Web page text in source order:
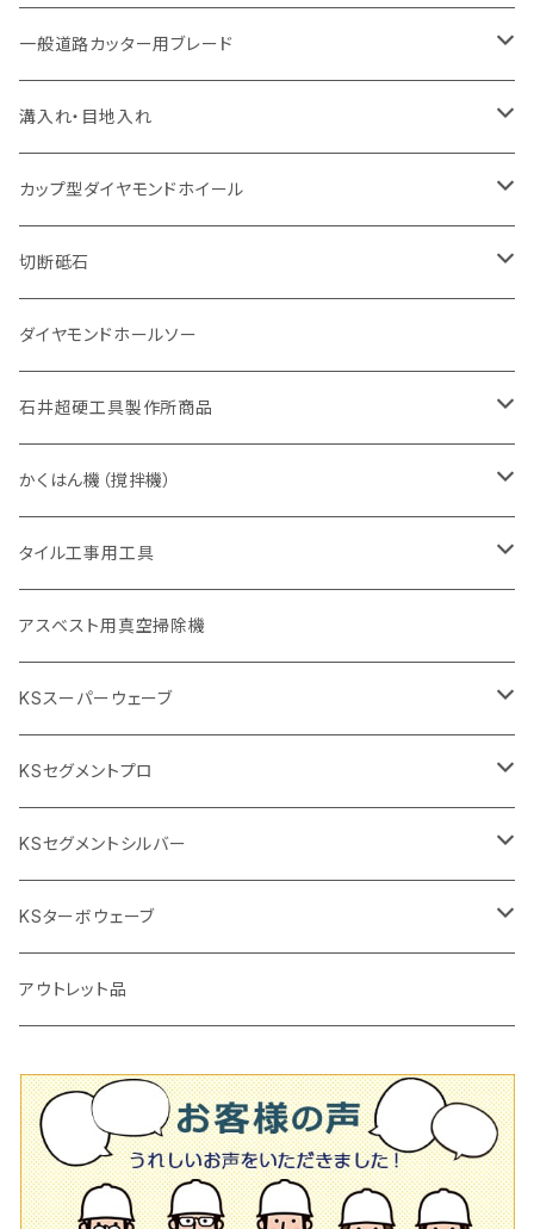
大理石
ヒューム管・U字溝切断用
アスファルト切断用
一般道路カッター用
セグメント（特殊凸凹加工チップ
セグメント
セグメント（特殊凸凹加工チップ
レンガ切断用
セグメント
セグメント（特殊凸凹加工チップ
インターロッキング切断用
セグメントタイプ
一般道路カッター用
鋳鉄管切断用
セグメントタイプ
埋設鋳鉄管工事対応タイプ
ヒューム管・U字溝切断用
セグメント
セグメント（特殊凸凹加工チップ
アスファルト切断用
一般道路カッター用
セグメント
セグメント（特殊凸凹加工チップ
ブロック切断用
セグメント
セグメント（特殊凸凹加工チップ
レンガ切断用
セグメント
セグメント（特殊凸凹加工チップ
インターロッキング切断用
セグメントタイプ
一般道路カッター用
鋳鉄管切断用
セグメントタイプ
埋設鋳鉄管工事対応タイプ
ヒューム管・U字溝切断用
セグメントタイプ
セグメント（特殊凸凹加工チップ
アスファルト切断用
一般道路カッター用
セグメントタイプ
一般道路カッター用
鉄筋コンクリート切断用
セグメントタイプ
インターロッキング切断用
セグメントタイプ
一般道路カッター用
鋳鉄管切断用
セグメントタイプ
埋設鋳鉄管工事対応タイプ
ヒューム管・U字溝切断用
セグメントタイプ
アスファルト切断用
一般道路カッター用
道路アスファルト切断用
Aロット
有効長 250mm
有効長 370mm
Ｃロット
有効長 250mm
M27
有効長 250mm
一般道路カッター用ブレード
道路（アスファルト用）
255mm（10インチ）
305mm（12インチ）
道路（コンクリート舗装面）
255mm（10インチ）
305mm（12インチ）
道路（アス・コン兼用）
305mm（12インチ）
355mm（14インチ）
溝入れ・目地入れ
V型チップ
ストレート型チップ
U型チップ
カップ型ダイヤモンドホイール
100mm（4インチ）
125mm（5インチ）
切断砥石
金属用
305mm（12インチ）
355mm（14インチ）
非金属用
305mm（12インチ）
355mm（14インチ）
ダイヤモンドホールソー
石井超硬工具製作所商品
押し切り（タイル切断機）
本体
電動切断機
本体
ダイヤモンドホイール
ブリック＆ブロック用切断機
穴あけ用工具
タイルニッパー
プロ用鏝（こて）
吸着盤
その他
タイル針
かくはん機（撹拌機）
本体
低速回転
高速回転
付属品
撹拌羽根
撹拌軸
タイル工事用工具
手動工具
押し切り（手動切断機
押し切り替え刃（手動切断機替え刃
タイル針
その他
電動工具
電動切断機
タイルパッチ（ビブラート
アスベスト用真空掃除機
KSスーパーウェーブ
105mm（4インチ）
125ｍｍ（5インチ）
KSセグメントプロ
105mm（4インチ）
通常品
ビス穴付き
125mm（5インチ）
通常品
オフセットタイプ（ハットタイプ
150ｍｍ（6インチ）
205ｍｍ（8インチ）
230mm（9インチ）
KSセグメントシルバー
105mm（4インチ）
125mm（5インチ）
180mm（7インチ）
205mm（8インチ）
KSターボウェーブ
105mm（4インチ）
150ｍｍ（6インチ）
180ｍｍ（7インチ）
アウトレット品